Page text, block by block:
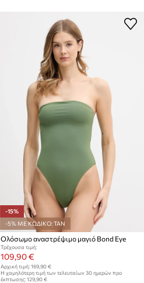
-15%
-5% ΜΕ ΚΩΔΙΚΟ: TAN
Ολόσωμο αναστρέψιμο μαγιό Bond Eye
Τρέχουσα τιμή:
109,90 €
Αρχική τιμή: 169,90 €
Η χαμηλότερη τιμή των τελευταίων 30 ημερών προ
έκπτωσης: 129,90 €